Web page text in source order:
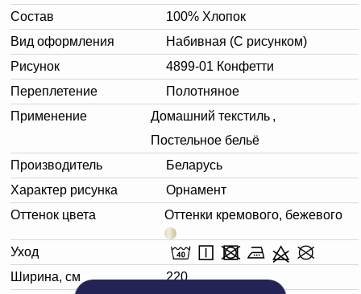
Состав
100% Хлопок
Вид оформления
Набивная (С рисунком)
Рисунок
4899-01 Конфетти
Переплетение
Полотняное
Применение
Домашний текстиль ,
Постельное бельё
Производитель
Беларусь
Характер рисунка
Орнамент
Оттенок цвета
Оттенки кремового, бежевого
Уход
Ширина, см
220